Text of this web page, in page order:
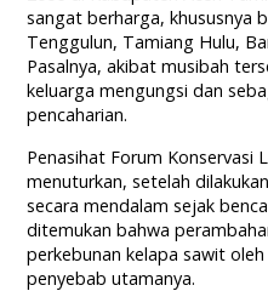
sangat berharga, khususnya
Tenggulun, Tamiang Hulu,
Pasalnya, akibat musibah
keluarga mengungsi dan
pencaharian.
Penasihat Forum Konservasi
menuturkan, setelah
secara mendalam sejak
ditemukan bahwa
perkebunan kelapa sawit
penyebab utamanya.